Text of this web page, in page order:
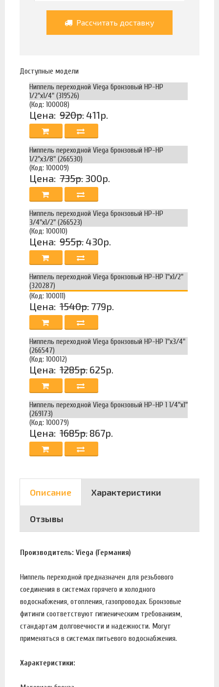
Рассчитать доставку
Доступные модели
Ниппель переходной Viega бронзовый НР-НР
1/2"х1/4" (319526)
(Код: 100008)
Цена: 920р. 411р.
Ниппель переходной Viega бронзовый НР-НР
1/2"х3/8" (266530)
(Код: 100009)
Цена: 735р. 300р.
Ниппель переходной Viega бронзовый НР-НР
3/4"х1/2" (266523)
(Код: 100010)
Цена: 955р. 430р.
Ниппель переходной Viega бронзовый НР-НР 1"х1/2"
(320287)
(Код: 100011)
Цена: 1540р. 779р.
Ниппель переходной Viega бронзовый НР-НР 1"х3/4"
(266547)
(Код: 100012)
Цена: 1285р. 625р.
Ниппель переходной Viega бронзовый НР-НР 1 1/4"х1"
(269173)
(Код: 100079)
Цена: 1685р. 867р.
Описание Характеристики
Отзывы
Производитель: Viega (Германия)
Ниппель переходной предназначен для резьбового
соединения в системах горячего и холодного
водоснабжения, отопления, газопроводах. Бронзовые
фитинги соответствуют гигиеническим требованиям,
стандартам долговечности и надежности. Могут
применяться в системах питьевого водоснабжения.
Характеристики: